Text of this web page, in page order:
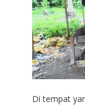
Di tempat